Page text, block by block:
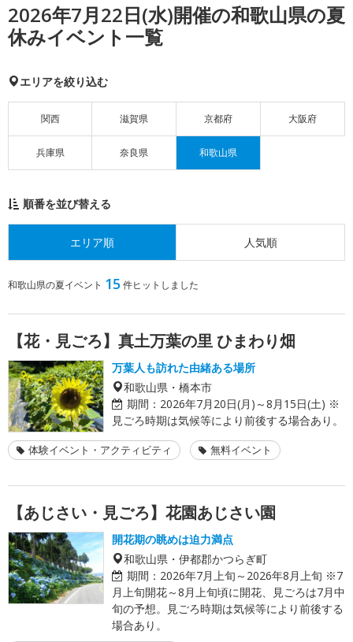
2026年7月22日(水)開催の和歌山県の夏
休みイベント一覧
エリアを絞り込む
関西 滋賀県 京都府 大阪府
兵庫県 奈良県 和歌山県
順番を並び替える
エリア順 人気順
和歌山県の夏イベント 15 件ヒットしました
【花・見ごろ】真土万葉の里 ひまわり畑
万葉人も訪れた由緒ある場所
和歌山県・橋本市
期間： 2026年7月20日(月)～8月15日(土) ※
見ごろ時期は気候等により前後する場合あり。
体験イベント・アクティビティ 無料イベント
【あじさい・見ごろ】花園あじさい園
開花期の眺めは迫力満点
和歌山県・伊都郡かつらぎ町
期間： 2026年7月上旬～2026年8月上旬 ※7
月上旬開花～8月上旬頃に開花、見ごろは7月中
旬の予想。見ごろ時期は気候等により前後する
場合あり。